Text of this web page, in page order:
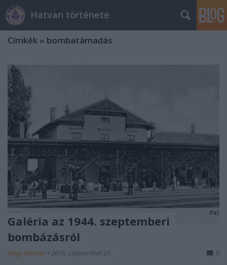
Hatvan története
Címkék » bombatámadás
Galéria az 1944. szeptemberi
bombázásról
Nagy Nándor • 2016. szeptember 21. 0